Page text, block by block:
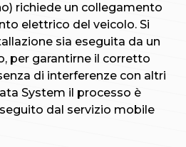
richiede un collegamento
elettrico del veicolo. Si
sia eseguita da un
per garantirne il corretto
di interferenze con altri
System il processo è
dal servizio mobile